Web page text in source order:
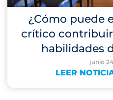
¿Cómo puede
crítico
habilidades
junio
LEER